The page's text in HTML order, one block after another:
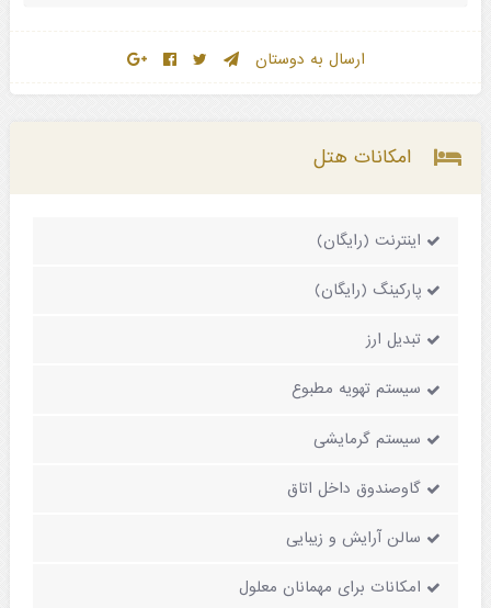
ارسال به دوستان
امکانات هتل
اینترنت (رایگان)
پارکینگ (رایگان)
تبدیل ارز
سیستم تهویه مطبوع
سیستم گرمایشی
گاوصندوق داخل اتاق
سالن آرایش و زیبایی
امکانات برای مهمانان معلول